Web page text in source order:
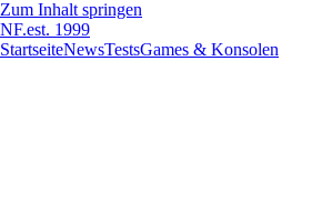
Zum Inhalt springen
NF.est. 1999
StartseiteNewsTestsGames & Konsolen